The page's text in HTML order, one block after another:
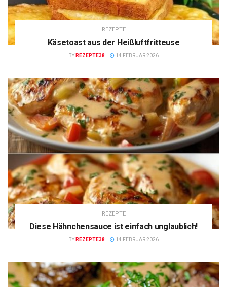
REZEPTE
Käsetoast aus der Heißluftfritteuse
BY REZEPTE38 14 FEBRUAR 2026
REZEPTE
Diese Hähnchensauce ist einfach unglaublich!
BY REZEPTE38 14 FEBRUAR 2026